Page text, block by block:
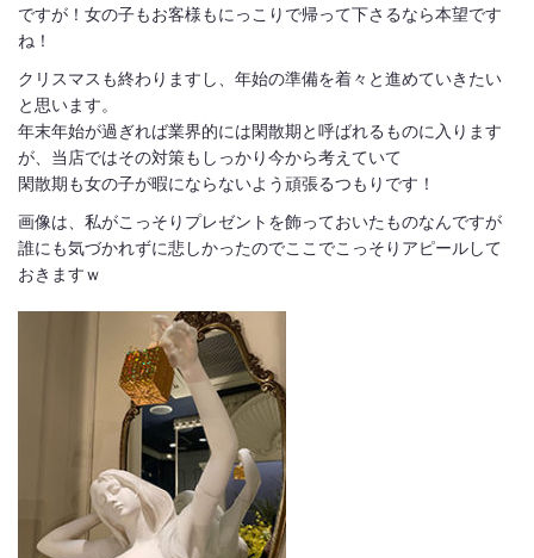
ですが！女の子もお客様もにっこりで帰って下さるなら本望です
ね！
クリスマスも終わりますし、年始の準備を着々と進めていきたい
と思います。
年末年始が過ぎれば業界的には閑散期と呼ばれるものに入ります
が、当店ではその対策もしっかり今から考えていて
閑散期も女の子が暇にならないよう頑張るつもりです！
画像は、私がこっそりプレゼントを飾っておいたものなんですが
誰にも気づかれずに悲しかったのでここでこっそりアピールして
おきますｗ